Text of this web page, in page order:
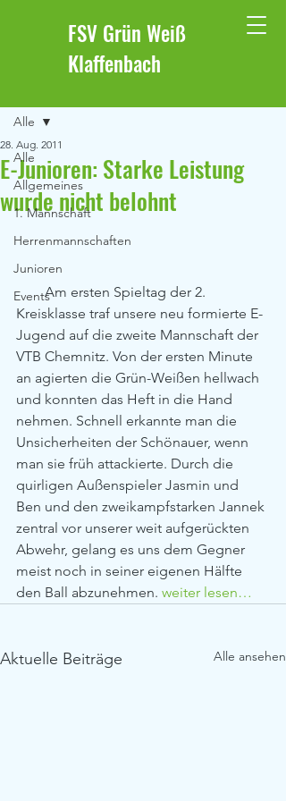
FSV Grün Weiß
Klaffenbach
Alle
Allgemeines
1. Mannschaft
Herrenmannschaften
Junioren
Events
Alle
E-Junioren: Starke Leistung
wurde nicht belohnt
28. Aug. 2011
        Am ersten Spieltag der 2.
Kreisklasse traf unsere neu formierte E-
Jugend auf die zweite Mannschaft der
VTB Chemnitz. Von der ersten Minute
an agierten die Grün-Weißen hellwach
und konnten das Heft in die Hand
nehmen. Schnell erkannte man die
Unsicherheiten der Schönauer, wenn
man sie früh attackierte. Durch die
quirligen Außenspieler Jasmin und
Ben und den zweikampfstarken Jannek
zentral vor unserer weit aufgerückten
Abwehr, gelang es uns dem Gegner
meist noch in seiner eigenen Hälfte
den Ball abzunehmen. weiter lesen…
Aktuelle Beiträge Alle ansehen